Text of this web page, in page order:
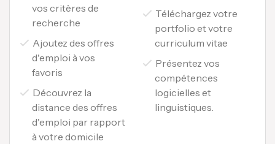
vos critères de
recherche
Ajoutez des offres
d'emploi à vos
favoris
Découvrez la
distance des offres
d'emploi par rapport
à votre domicile
Téléchargez votre
portfolio et votre
curriculum vitae
Présentez vos
compétences
logicielles et
linguistiques.